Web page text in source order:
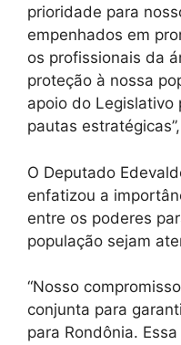
prioridade para
empenhados em
os profissionais da
proteção à nossa
apoio do Legislativo
pautas
O Deputado
enfatizou a
entre os poderes
população sejam
“Nosso
conjunta para
para Rondônia.